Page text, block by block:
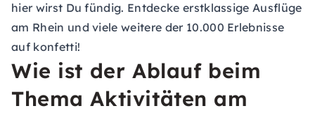
hier wirst Du fündig. Entdecke erstklassige Ausflüge
am Rhein und viele weitere der 10.000 Erlebnisse
auf konfetti!
Wie ist der Ablauf beim
Thema Aktivitäten am